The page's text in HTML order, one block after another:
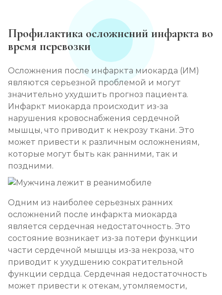
Профилактика осложнений инфаркта во
время перевозки
Осложнения после инфаркта миокарда (ИМ)
являются серьезной проблемой и могут
значительно ухудшить прогноз пациента.
Инфаркт миокарда происходит из-за
нарушения кровоснабжения сердечной
мышцы, что приводит к некрозу ткани. Это
может привести к различным осложнениям,
которые могут быть как ранними, так и
поздними.
Одним из наиболее серьезных ранних
осложнений после инфаркта миокарда
является сердечная недостаточность. Это
состояние возникает из-за потери функции
части сердечной мышцы из-за некроза, что
приводит к ухудшению сократительной
функции сердца. Сердечная недостаточность
может привести к отекам, утомляемости,